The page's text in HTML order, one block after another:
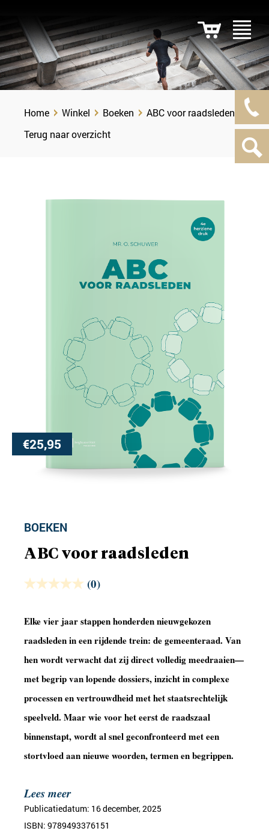
Home Winkel Boeken
ABC voor raadsleden
Terug naar overzicht
€25,95
BOEKEN
ABC voor raadsleden
(0)
Elke vier jaar stappen honderden nieuwgekozen
raadsleden in een rijdende trein: de gemeenteraad. Van
hen wordt verwacht dat zij direct volledig meedraaien—
met begrip van lopende dossiers, inzicht in complexe
processen en vertrouwdheid met het staatsrechtelijk
speelveld. Maar wie voor het eerst de raadszaal
binnenstapt, wordt al snel geconfronteerd met een
stortvloed aan nieuwe woorden, termen en begrippen.
Lees meer
Publicatiedatum: 16 december, 2025
ISBN: 9789493376151